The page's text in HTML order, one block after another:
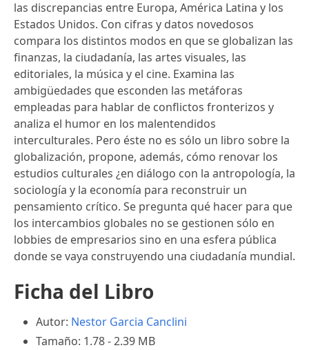
las discrepancias entre Europa, América Latina y los
Estados Unidos. Con cifras y datos novedosos
compara los distintos modos en que se globalizan las
finanzas, la ciudadanía, las artes visuales, las
editoriales, la música y el cine. Examina las
ambigüedades que esconden las metáforas
empleadas para hablar de conflictos fronterizos y
analiza el humor en los malentendidos
interculturales. Pero éste no es sólo un libro sobre la
globalización, propone, además, cómo renovar los
estudios culturales ¿en diálogo con la antropología, la
sociología y la economía para reconstruir un
pensamiento crítico. Se pregunta qué hacer para que
los intercambios globales no se gestionen sólo en
lobbies de empresarios sino en una esfera pública
donde se vaya construyendo una ciudadanía mundial.
Ficha del Libro
Autor: Nestor Garcia Canclini
Tamaño: 1.78 - 2.39 MB